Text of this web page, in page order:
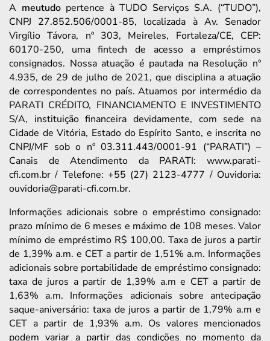
A meutudopertence à TUDO Serviços S.A. (“TUDO”),
CNPJ 27.852.506/0001-85, localizada à Av. Senador
Virgílio Távora, nº 303, Meireles, Fortaleza/CE, CEP:
60170-250, uma fintech de acesso a empréstimos
consignados. Nossa atuação é pautada na Resolução nº
4.935, de 29 de julho de 2021, que disciplina a atuação
de correspondentes no país. Atuamos por intermédio da
PARATI CRÉDITO, FINANCIAMENTO E INVESTIMENTO
S/A, instituição financeira devidamente, com sede na
Cidade de Vitória, Estado do Espírito Santo, e inscrita no
CNPJ/MF sob o nº 03.311.443/0001-91 (“PARATI”) –
Canais de Atendimento da PARATI: www.parati-
cfi.com.br / Telefone: +55 (27) 2123-4777 / Ouvidoria:
ouvidoria@parati-cfi.com.br.
Informações adicionais sobre o empréstimo consignado:
prazo mínimo de 6 meses e máximo de 108 meses. Valor
mínimo de empréstimo R$ 100,00. Taxa de juros a partir
de 1,39% a.m. e CET a partir de 1,51% a.m. Informações
adicionais sobre portabilidade de empréstimo consignado:
taxa de juros a partir de 1,39% a.m e CET a partir de
1,63% a.m. Informações adicionais sobre antecipação
saque-aniversário: taxa de juros a partir de 1,79% a.m e
CET a partir de 1,93% a.m. Os valores mencionados
podem variar a partir das condições no momento da